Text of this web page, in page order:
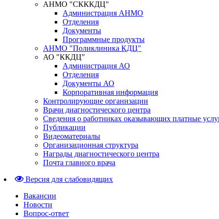
АНМО "СКККДЦ"
Администрация АНМО
Отделения
Документы
Программные продукты
АНМО "Поликлиника КДЦ"
АО "ККДЦ"
Администрация АО
Отделения
Документы АО
Корпоративная информация
Контролирующие организации
Врачи диагностического центра
Сведения о работниках оказывающих платные
Публикации
Видеоматериалы
Организационная структура
Награды диагностического центра
Почта главного врача
Версия для слабовидящих
Вакансии
Новости
Вопрос-ответ